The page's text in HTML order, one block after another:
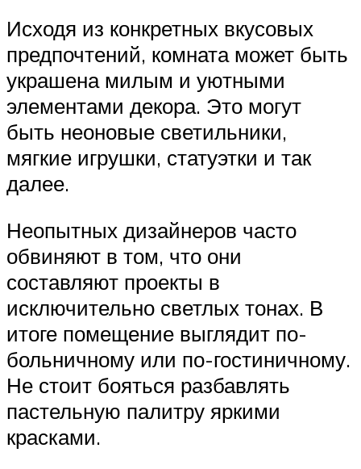
Исходя из конкретных вкусовых
предпочтений, комната может быть
украшена милым и уютными
элементами декора. Это могут
быть неоновые светильники,
мягкие игрушки, статуэтки и так
далее.
Неопытных дизайнеров часто
обвиняют в том, что они
составляют проекты в
исключительно светлых тонах. В
итоге помещение выглядит по-
больничному или по-гостиничному.
Не стоит бояться разбавлять
пастельную палитру яркими
красками.